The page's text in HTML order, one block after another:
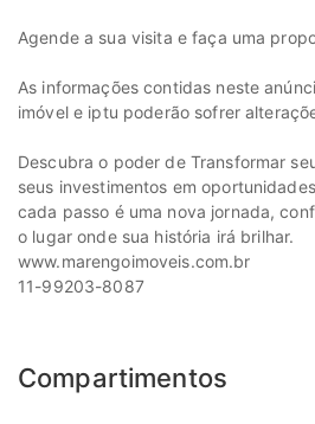
Agende a sua visita e faça uma
As informações contidas neste
imóvel e iptu poderão sofrer
Descubra o poder de Transformar
seus investimentos em
cada passo é uma nova jornada,
o lugar onde sua história irá brilhar.
www.marengoimoveis.com.br
11-99203-8087
Compartimentos